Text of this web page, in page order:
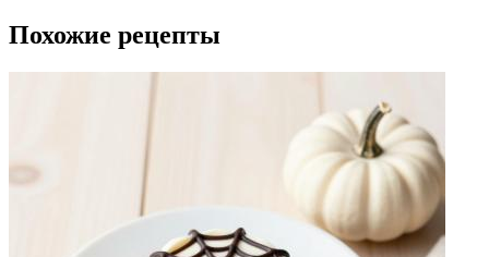
Похожие рецепты